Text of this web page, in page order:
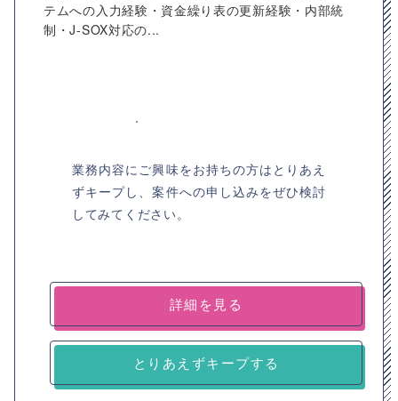
テムへの入力経験・資金繰り表の更新経験・内部統
制・J-SOX対応の...
業務内容にご興味をお持ちの方はとりあえ
ずキープし、案件への申し込みをぜひ検討
してみてください。
詳細を見る
とりあえずキープする